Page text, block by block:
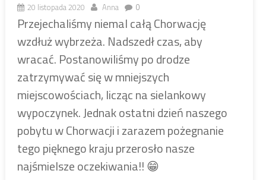
20 listopada 2020 Anna 0
Przejechaliśmy niemal całą Chorwację
wzdłuż wybrzeża. Nadszedł czas, aby
wracać. Postanowiliśmy po drodze
zatrzymywać się w mniejszych
miejscowościach, licząc na sielankowy
wypoczynek. Jednak ostatni dzień naszego
pobytu w Chorwacji i zarazem pożegnanie
tego pięknego kraju przerosło nasze
najśmielsze oczekiwania!! 😁